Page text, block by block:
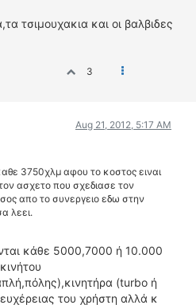
τσιμουχακια και οι βαλβιδες
3
Aug 21, 2012, 5:17 AM
3750χλμ αφου το κοστος ειναι
ασχετο που σχεδιασε τον
απο το συνεργειο εδω στην
λεει.
κάθε 5000,7000 ή 10.000
(turbo ή
του χρήστη αλλά κ